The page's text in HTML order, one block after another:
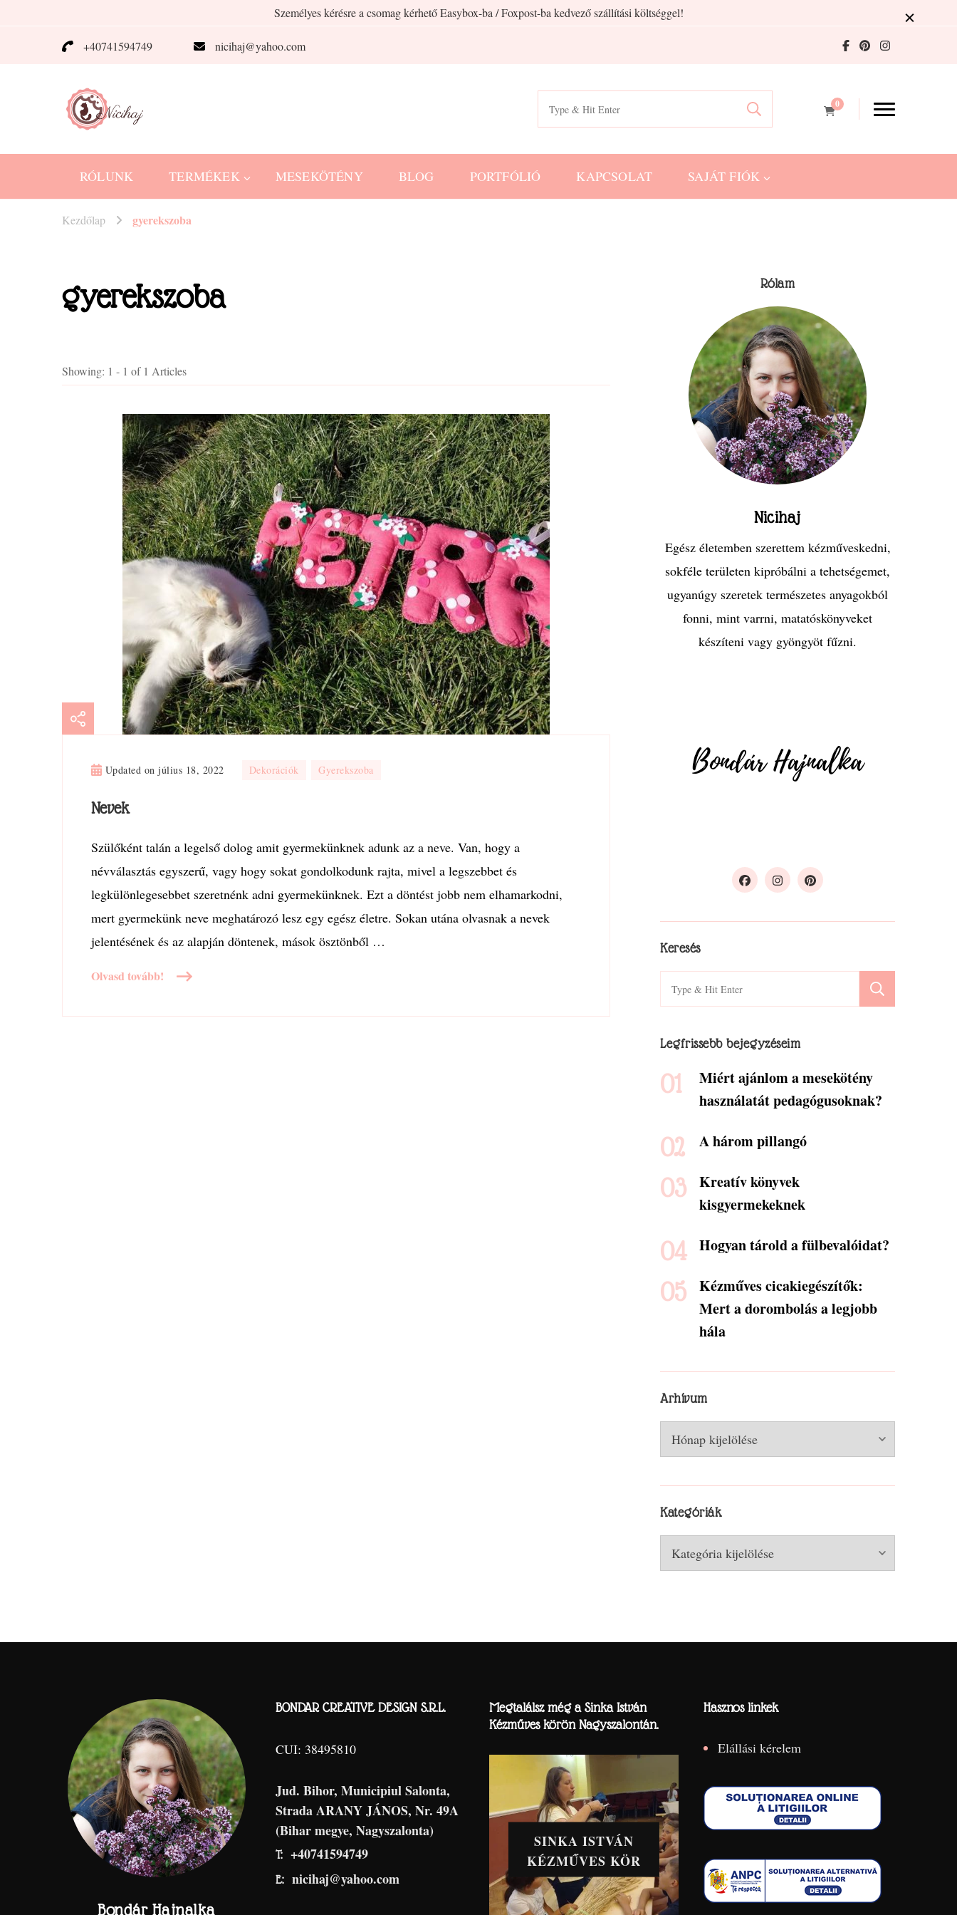
Személyes kérésre a csomag kérhető Easybox-ba / Foxpost-ba kedvező szállítási költséggel!
+40741594749 nicihaj@yahoo.com
Search
for:
0
RÓLUNK TERMÉKEK MESEKÖTÉNY BLOG PORTFÓLIÓ KAPCSOLAT SAJÁT FIÓK
Kezdőlap gyerekszoba
gyerekszoba
Showing: 1 - 1 of 1 Articles
Updated onjúlius 18, 2022 Dekorációk Gyerekszoba
Nevek
Szülőként talán a legelső dolog amit gyermekünknek adunk az a neve. Van, hogy a
névválasztás egyszerű, vagy hogy sokat gondolkodunk rajta, mivel a legszebbet és
legkülönlegesebbet szeretnénk adni gyermekünknek. Ezt a döntést jobb nem elhamarkodni,
mert gyermekünk neve meghatározó lesz egy egész életre. Sokan utána olvasnak a nevek
jelentésének és az alapján döntenek, mások ösztönből …
Olvasd tovább!
Rólam
Nicihaj
Egész életemben szerettem kézműveskedni,
sokféle területen kipróbálni a tehetségemet,
ugyanúgy szeretek természetes anyagokból
fonni, mint varrni, matatóskönyveket
készíteni vagy gyöngyöt fűzni.
Keresés
Search
for:
Legfrissebb bejegyzéseim
Miért ajánlom a mesekötény
használatát pedagógusoknak?
A három pillangó
Kreatív könyvek
kisgyermekeknek
Hogyan tárold a fülbevalóidat?
Kézműves cicakiegészítők:
Mert a dorombolás a legjobb
hála
Arhívum
Arhívum
Kategóriák
Kategóriák
Bondár Hajnalka
BONDAR CREATIVE DESIGN S.R.L.
CUI: 38495810
Jud. Bihor, Municipiul Salonta,
Strada ARANY JÁNOS, Nr. 49A
(Bihar megye, Nagyszalonta)
T: +40741594749
E: nicihaj@yahoo.com
Megtalálsz még a Sinka István
Kézműves körön Nagyszalontán.
SINKA ISTVÁN
KÉZMŰVES KÖR
Hasznos linkek
Elállási kérelem